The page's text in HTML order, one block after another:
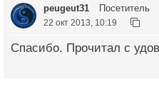
peugeut31 Посетитель
22 окт 2013, 10:19
Спасибо. Прочитал с